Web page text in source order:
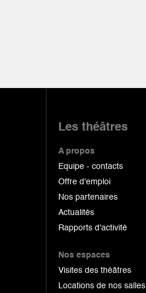
Les théâtres
A propos
Equipe - contacts
Offre d'emploi
Nos partenaires
Actualités
Rapports d'activité
Nos espaces
Visites des théâtres
Locations de nos salles